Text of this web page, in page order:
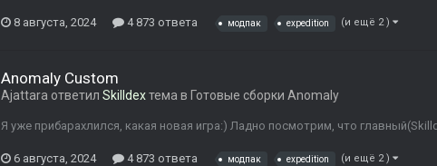
8 августа, 2024 4 873 ответа модпак expedition (и ещё 2 )
Anomaly Custom
Ajattara ответил Skilldexтема в Готовые сборки Anomaly
Я уже прибарахлился, какая новая игра:) Ладно посмотрим, что
6 августа, 2024 4 873 ответа модпак expedition (и ещё 2 )